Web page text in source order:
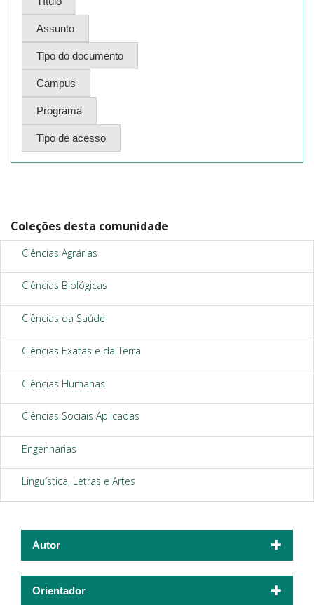
Coleções desta comunidade
Ciências Agrárias
Ciências Biológicas
Ciências da Saúde
Ciências Exatas e da Terra
Ciências Humanas
Ciências Sociais Aplicadas
Engenharias
Linguística, Letras e Artes
Autor
Orientador